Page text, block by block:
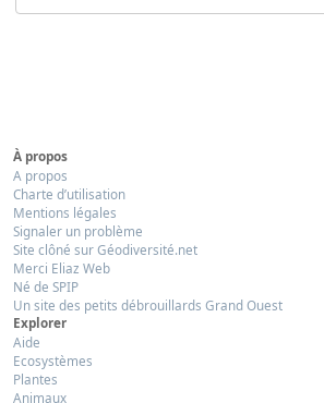
À propos
A propos
Charte d’utilisation
Mentions légales
Signaler un problème
Site clôné sur Géodiversité.net
Merci Eliaz Web
Né de SPIP
Un site des petits débrouillards Grand Ouest
Explorer
Aide
Ecosystèmes
Plantes
Animaux